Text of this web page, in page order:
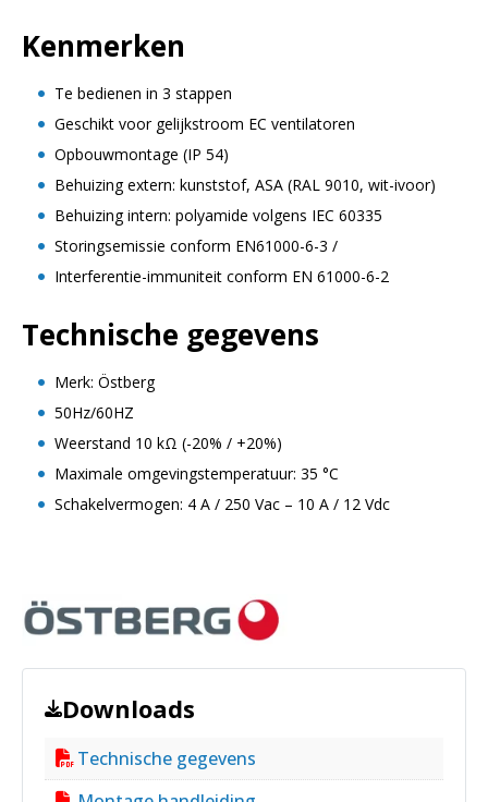
Kenmerken
Te bedienen in 3 stappen
Geschikt voor gelijkstroom EC ventilatoren
Opbouwmontage (IP 54)
Behuizing extern: kunststof, ASA (RAL 9010, wit-ivoor)
Behuizing intern: polyamide volgens IEC 60335
Storingsemissie conform EN61000-6-3 /
Interferentie-immuniteit conform EN 61000-6-2
Technische gegevens
Merk: Östberg
50Hz/60HZ
Weerstand 10 kΩ (-20% / +20%)
Maximale omgevingstemperatuur: 35 °C
Schakelvermogen: 4 A / 250 Vac – 10 A / 12 Vdc
Downloads
Technische gegevens